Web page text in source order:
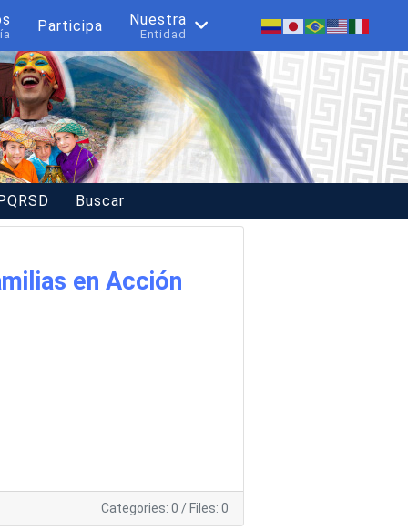
Participa Nuestra
Entidad
Buscar
en Acción
Categories: 0 / Files: 0